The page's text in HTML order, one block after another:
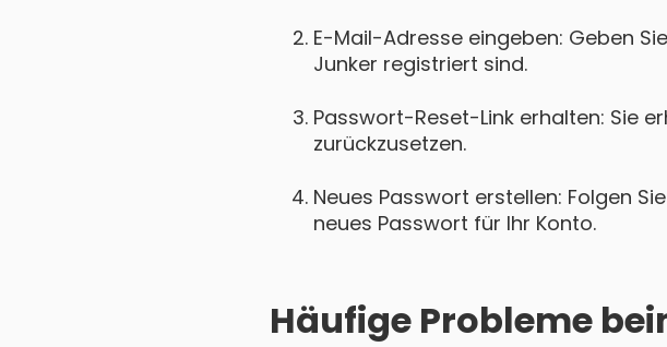
E-Mail-Adresse eingeben: Geben
Junker registriert sind.
Passwort-Reset-Link erhalten: Sie
zurückzusetzen.
Neues Passwort erstellen: Folgen
neues Passwort für Ihr Konto.
Häufige Probleme